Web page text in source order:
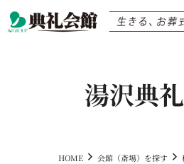
湯沢典
HOME 会館（斎場）を探す
0120-